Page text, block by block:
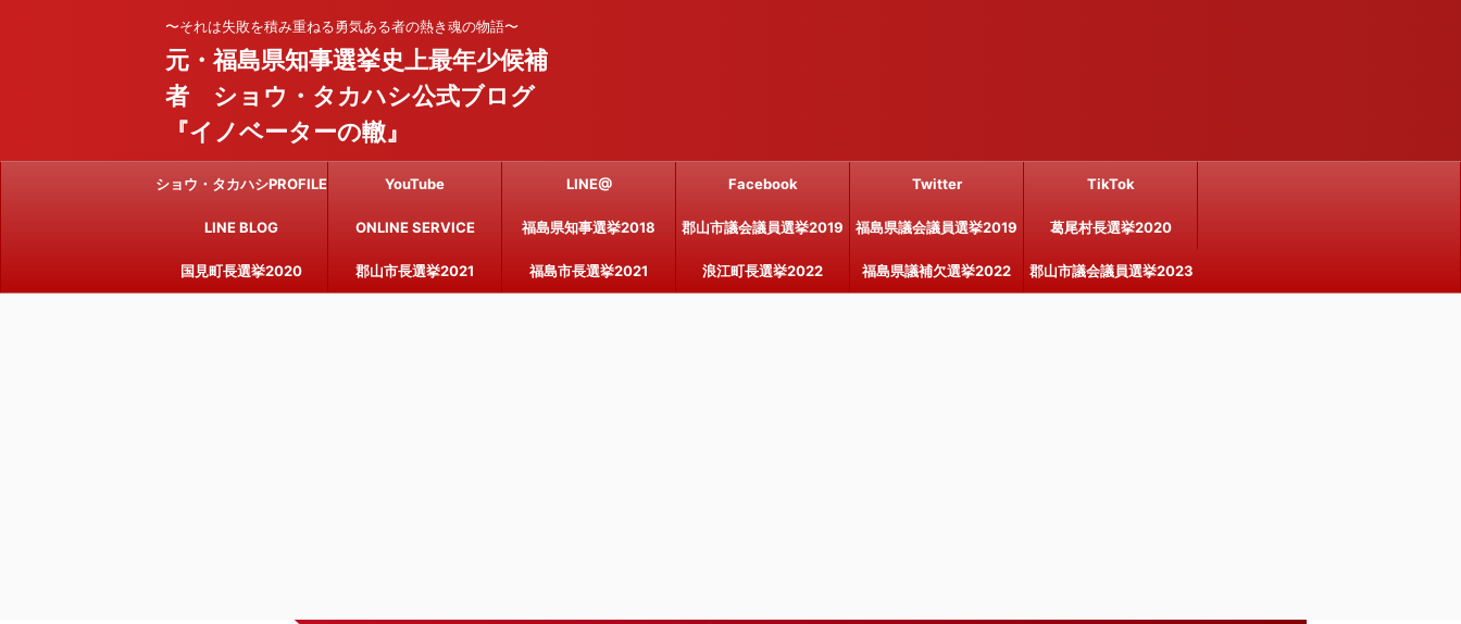
〜それは失敗を積み重ねる勇気ある者の熱き魂の物語〜
元・福島県知事選挙史上最年少候補
者 ショウ・タカハシ公式ブログ
『イノベーターの轍』
ショウ・タカハシPROFILE YouTube LINE@ Facebook Twitter TikTok
LINE BLOG ONLINE SERVICE 福島県知事選挙2018 郡山市議会議員選挙2019 福島県議会議員選挙2019 葛尾村長選挙2020
国見町長選挙2020 郡山市長選挙2021 福島市長選挙2021 浪江町長選挙2022 福島県議補欠選挙2022 郡山市議会議員選挙2023